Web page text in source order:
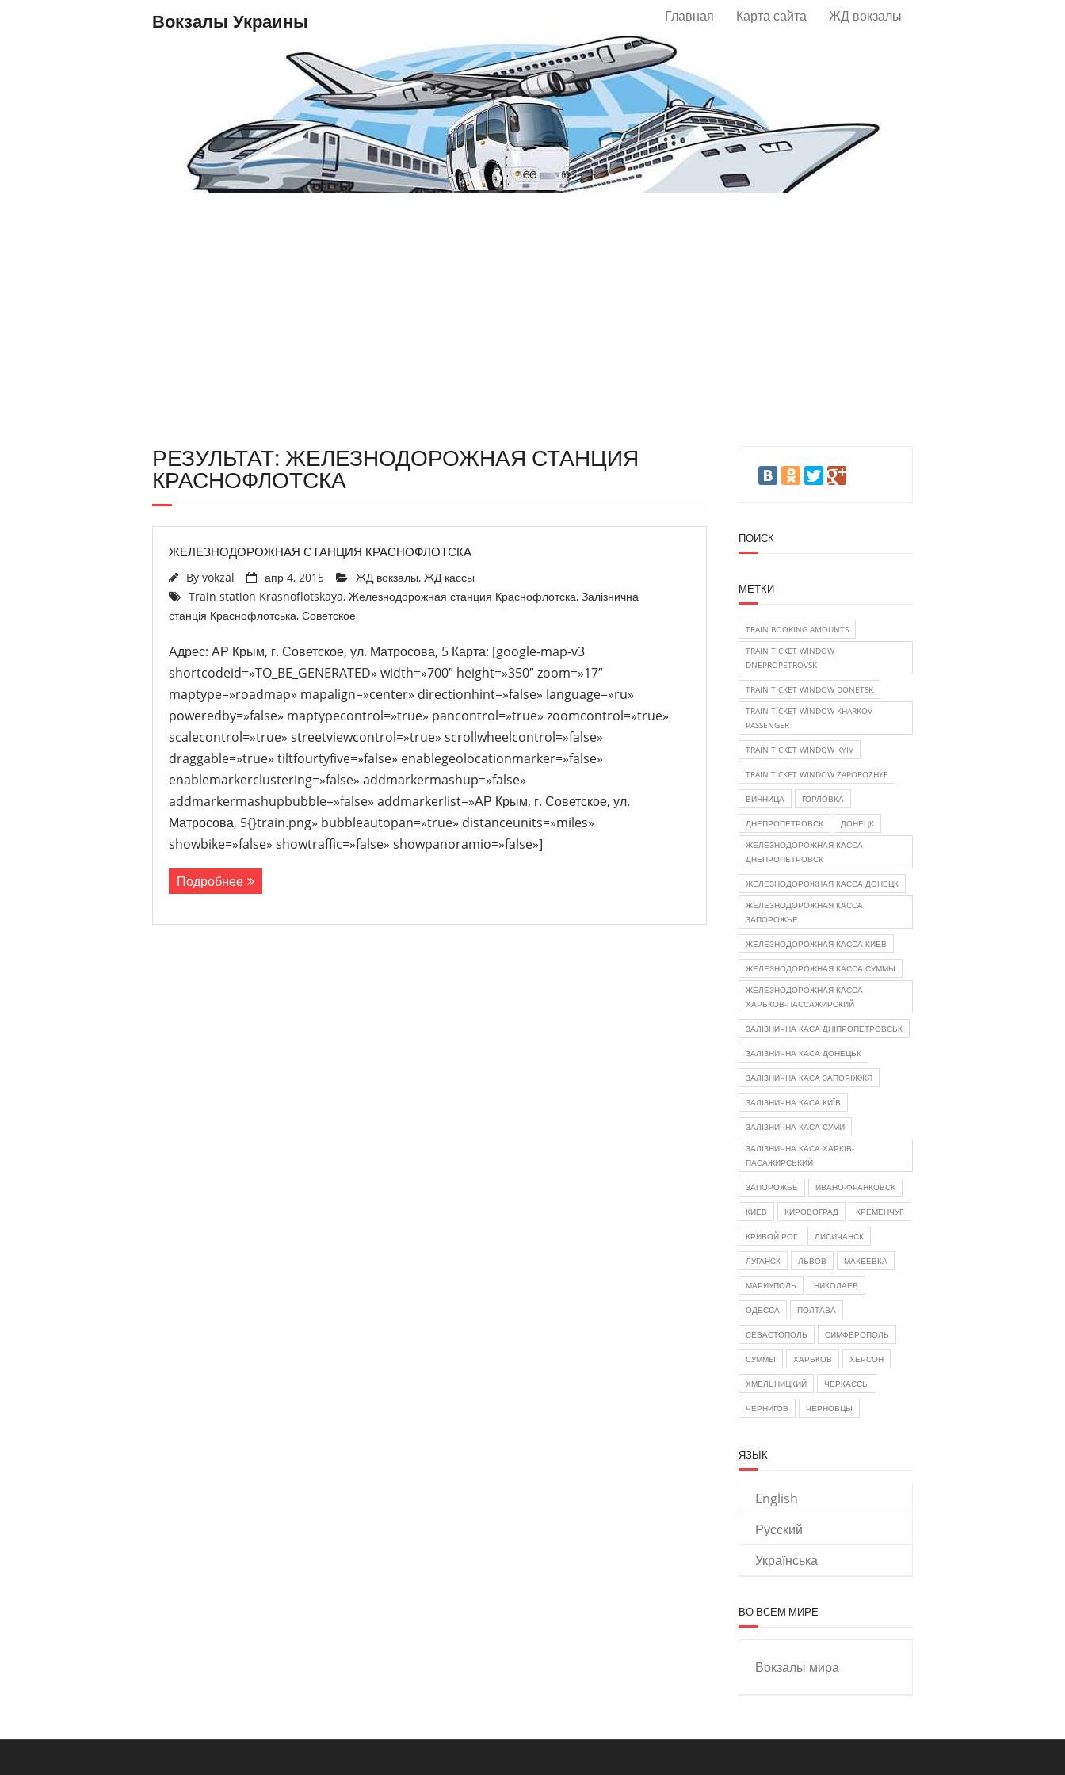
Вокзалы Украины Главная Карта сайта ЖД вокзалы
РЕЗУЛЬТАТ: ЖЕЛЕЗНОДОРОЖНАЯ СТАНЦИЯ
КРАСНОФЛОТСКА
ЖЕЛЕЗНОДОРОЖНАЯ СТАНЦИЯ КРАСНОФЛОТСКА
By vokzal апр 4, 2015 ЖД вокзалы, ЖД кассы
Train station Krasnoflotskaya, Железнодорожная станция Краснофлотска, Залізнична
станція Краснофлотська, Советское
Адрес: АР Крым, г. Советское, ул. Матросова, 5 Карта: [google-map-v3
shortcodeid=»TO_BE_GENERATED» width=»700″ height=»350″ zoom=»17″
maptype=»roadmap» mapalign=»center» directionhint=»false» language=»ru»
poweredby=»false» maptypecontrol=»true» pancontrol=»true» zoomcontrol=»true»
scalecontrol=»true» streetviewcontrol=»true» scrollwheelcontrol=»false»
draggable=»true» tiltfourtyfive=»false» enablegeolocationmarker=»false»
enablemarkerclustering=»false» addmarkermashup=»false»
addmarkermashupbubble=»false» addmarkerlist=»АР Крым, г. Советское, ул.
Матросова, 5{}train.png» bubbleautopan=»true» distanceunits=»miles»
showbike=»false» showtraffic=»false» showpanoramio=»false»]
Подробнее
ПОИСК
МЕТКИ
TRAIN BOOKING AMOUNTS
TRAIN TICKET WINDOW
DNEPROPETROVSK
TRAIN TICKET WINDOW DONETSK
TRAIN TICKET WINDOW KHARKOV
PASSENGER
TRAIN TICKET WINDOW KYIV
TRAIN TICKET WINDOW ZAPOROZHYE
ВИННИЦА ГОРЛОВКА
ДНЕПРОПЕТРОВСК
ДОНЕЦК
ЖЕЛЕЗНОДОРОЖНАЯ КАССА
ДНЕПРОПЕТРОВСК
ЖЕЛЕЗНОДОРОЖНАЯ КАССА ДОНЕЦК
ЖЕЛЕЗНОДОРОЖНАЯ КАССА
ЗАПОРОЖЬЕ
ЖЕЛЕЗНОДОРОЖНАЯ КАССА КИЕВ
ЖЕЛЕЗНОДОРОЖНАЯ КАССА СУММЫ
ЖЕЛЕЗНОДОРОЖНАЯ КАССА
ХАРЬКОВ-ПАССАЖИРСКИЙ
ЗАЛІЗНИЧНА КАСА ДНІПРОПЕТРОВСЬК
ЗАЛІЗНИЧНА КАСА ДОНЕЦЬК
ЗАЛІЗНИЧНА КАСА ЗАПОРІЖЖЯ
ЗАЛІЗНИЧНА КАСА КИЇВ
ЗАЛІЗНИЧНА КАСА СУМИ
ЗАЛІЗНИЧНА КАСА ХАРКІВ-
ПАСАЖИРСЬКИЙ
ЗАПОРОЖЬЕ ИВАНО-ФРАНКОВСК
КИЕВ КИРОВОГРАД КРЕМЕНЧУГ
КРИВОЙ РОГ ЛИСИЧАНСК
ЛУГАНСК ЛЬВОВ МАКЕЕВКА
МАРИУПОЛЬ НИКОЛАЕВ
ОДЕССА ПОЛТАВА
СЕВАСТОПОЛЬ СИМФЕРОПОЛЬ
СУММЫ ХАРЬКОВ ХЕРСОН
ХМЕЛЬНИЦКИЙ ЧЕРКАССЫ
ЧЕРНИГОВ ЧЕРНОВЦЫ
ЯЗЫК
English
Русский
Українська
ВО ВСЕМ МИРЕ
Вокзалы мира